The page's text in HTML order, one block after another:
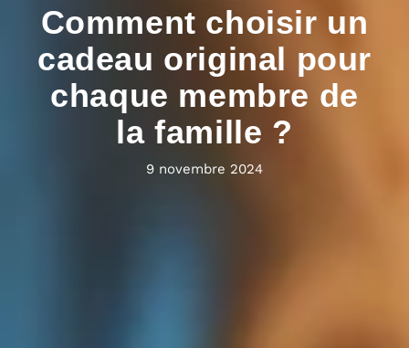
Comment choisir un
cadeau original pour
chaque membre de
la famille ?
9 novembre 2024